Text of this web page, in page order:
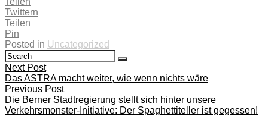
Twittern
Teilen
Pin
Posted in Uncategorized
Search
for:
Search
Beitragsnavigation
Next Post
Das ASTRA macht weiter, wie wenn nichts wäre
Previous Post
Die Berner Stadtregierung stellt sich hinter unsere
Verkehrsmonster-Initiative: Der Spaghettiteller ist gegessen!